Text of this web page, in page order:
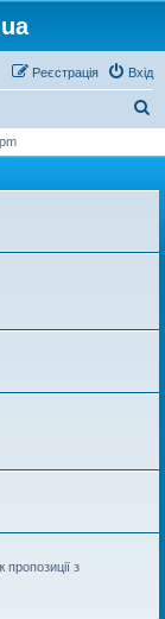
Вхід
Реєстрація
у
з